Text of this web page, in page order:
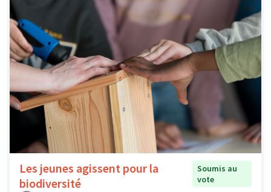
Les jeunes agissent pour la
biodiversité
Soumis au
vote